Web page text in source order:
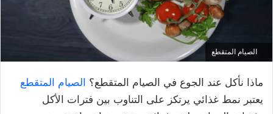
الصيام المتقطع
ماذا نأكل عند الجوع في الصيام المتقطع؟ الصيام المتقطع
يعتبر نمط غذائي يرتكز على التناوب بين فترات الأكل